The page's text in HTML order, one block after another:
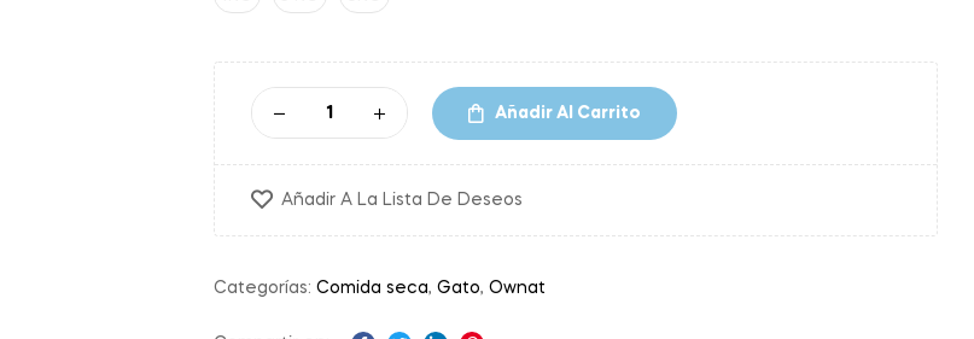
Añadir Al Carrito
Añadir A La Lista De Deseos
Categorías: Comida seca, Gato, Ownat